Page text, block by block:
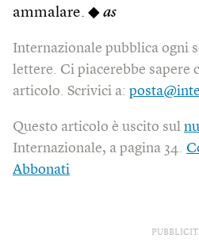
ammalare. ◆ as
Internazionale pubblica ogni
lettere. Ci piacerebbe sapere
articolo. Scrivici a:
Questo articolo è uscito sul
Internazionale, a pagina 34.
Abbonati